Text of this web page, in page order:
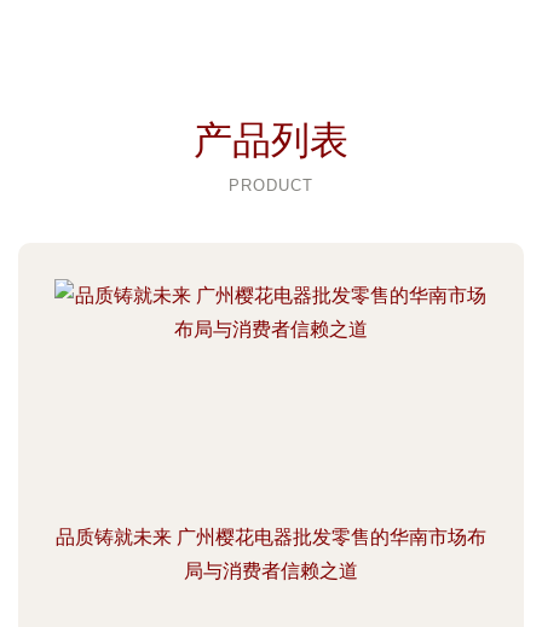
产品列表
PRODUCT
品质铸就未来 广州樱花电器批发零售的华南市场布
局与消费者信赖之道